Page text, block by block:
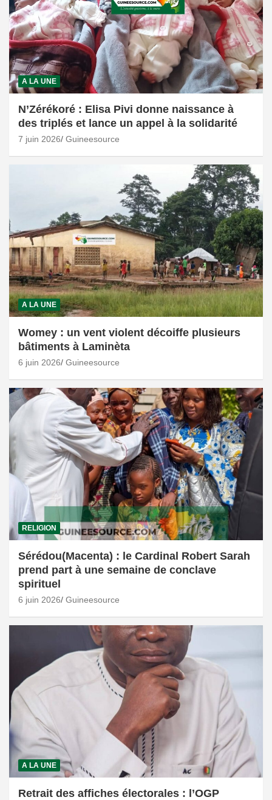
A LA UNE
N’Zérékoré : Elisa Pivi donne naissance à
des triplés et lance un appel à la solidarité
7 juin 2026 Guineesource
A LA UNE
Womey : un vent violent décoiffe plusieurs
bâtiments à Laminèta
6 juin 2026 Guineesource
RELIGION
Sérédou(Macenta) : le Cardinal Robert Sarah
prend part à une semaine de conclave
spirituel
6 juin 2026 Guineesource
A LA UNE
Retrait des affiches électorales : l’OGP